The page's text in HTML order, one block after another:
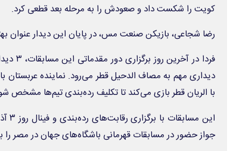
کویت را شکست داد و صعودش را به مرحله بعد قطعی کرد.
رضا شجاعی، بازیکن صنعت مس، در پایان این دیدار عنوان
فردا
دیداری مهم به مصاف الدحیل قطر می‌رود. نماینده
با الریان قطر بازی می‌کند تا تکلیف رده‌بندی تیم‌ها مشخص
این
جواز حضور در مسابقات قهرمانی باشگاه‌های جهان در مصر